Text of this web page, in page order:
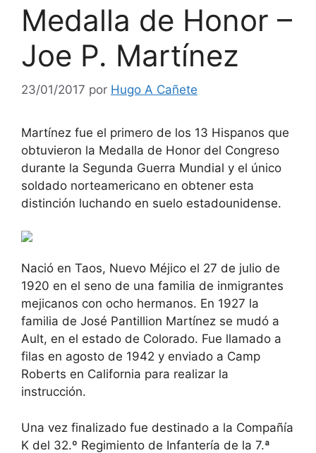
Medalla de Honor –
Joe P. Martínez
23/01/2017 por Hugo A Cañete
Martínez fue el primero de los 13 Hispanos que
obtuvieron la Medalla de Honor del Congreso
durante la Segunda Guerra Mundial y el único
soldado norteamericano en obtener esta
distinción luchando en suelo estadounidense.
Nació en Taos, Nuevo Méjico el 27 de julio de
1920 en el seno de una familia de inmigrantes
mejicanos con ocho hermanos. En 1927 la
familia de José Pantillion Martínez se mudó a
Ault, en el estado de Colorado. Fue llamado a
filas en agosto de 1942 y enviado a Camp
Roberts en California para realizar la
instrucción.
Una vez finalizado fue destinado a la Compañía
K del 32.º Regimiento de Infantería de la 7.ª